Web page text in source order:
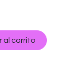
al carrito